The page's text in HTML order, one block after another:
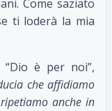
Come saziato
ti loderà la mia
“Dio è per noi”,
che affidiamo
anche in